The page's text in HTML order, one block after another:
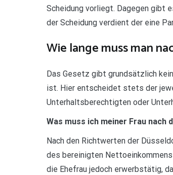
Scheidung vorliegt. Dagegen gibt
der Scheidung verdient der eine
Wie lange muss man
Das Gesetz gibt grundsätzlich
ist. Hier entscheidet stets der
Unterhaltsberechtigten oder
Was muss ich meiner Frau nach
Nach den Richtwerten der
des bereinigten
die Ehefrau jedoch erwerbstätig,